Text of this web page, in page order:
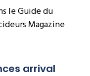
le Guide du
Magazine
arrival